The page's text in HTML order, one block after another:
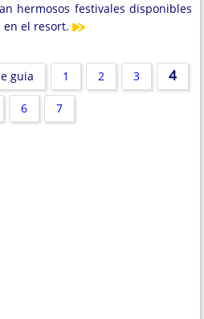
hermosos festivales disponibles
el resort.
guia 1 2 3 4
6 7